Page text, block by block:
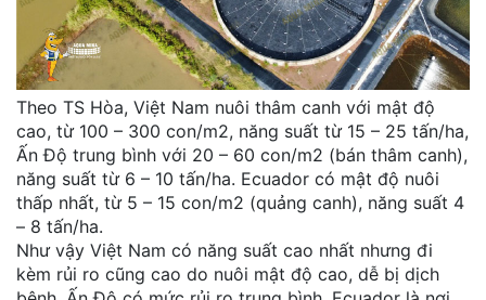
Theo TS Hòa, Việt Nam nuôi thâm canh với mật độ
cao, từ 100 – 300 con/m2, năng suất từ 15 – 25 tấn/ha,
Ấn Độ trung bình với 20 – 60 con/m2 (bán thâm canh),
năng suất từ 6 – 10 tấn/ha. Ecuador có mật độ nuôi
thấp nhất, từ 5 – 15 con/m2 (quảng canh), năng suất 4
– 8 tấn/ha.
Như vậy Việt Nam có năng suất cao nhất nhưng đi
kèm rủi ro cũng cao do nuôi mật độ cao, dễ bị dịch